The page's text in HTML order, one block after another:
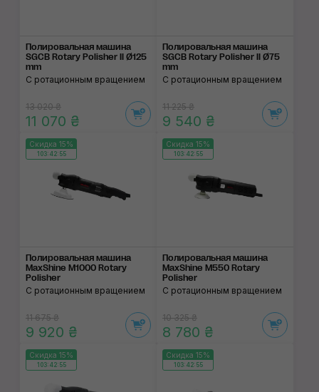
Полировальная маши­на
SGCB Rotary Polisher II Ø125
mm
С ротационным вращением
13 020 ₴
11 070 ₴
Полировальная маши­на
SGCB Rotary Polisher II Ø75
mm
С ротационным вращением
11 225 ₴
9 540 ₴
Скидка 15%
103:42:55
Полировальная машина
MaxShine M1000 Rotary
Polisher
С ротационным вращением
11 675 ₴
9 920 ₴
Скидка 15%
103:42:55
Полировальная машина
MaxShine M550 Rotary
Polisher
С ротационным вращением
10 325 ₴
8 780 ₴
Скидка 15%
103:42:55
Скидка 15%
103:42:55